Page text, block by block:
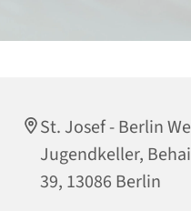
St. Josef - Berlin
Jugendkeller,
39, 13086 Berlin